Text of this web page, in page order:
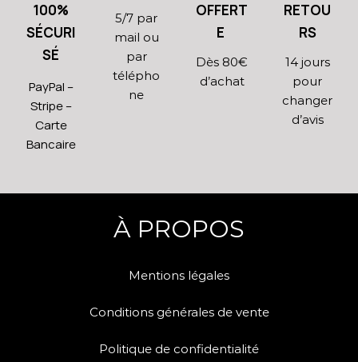
100%
SÉCURI
SÉ
PayPal –
Stripe –
Carte
Bancaire
5/7 par
mail ou
par
télépho
ne
OFFERT
E
Dès 80€
d’achat
RETOU
RS
14 jours
pour
changer
d’avis
À PROPOS
Mentions légales
Conditions générales de vente
Politique de confidentialité